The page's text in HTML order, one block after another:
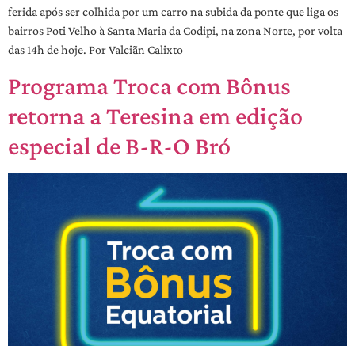
ferida após ser colhida por um carro na subida da ponte que liga os
bairros Poti Velho à Santa Maria da Codipi, na zona Norte, por volta
das 14h de hoje. Por Valciãn Calixto
Programa Troca com Bônus
retorna a Teresina em edição
especial de B-R-O Bró